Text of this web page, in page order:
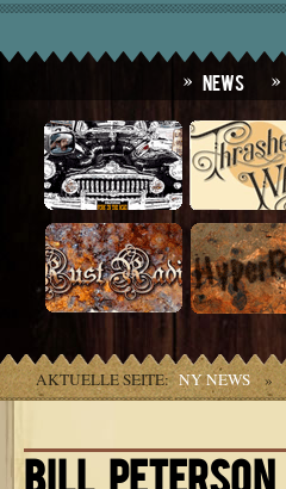
News
AKTUELLE SEITE: NY NEWS »
BILL PETERSON